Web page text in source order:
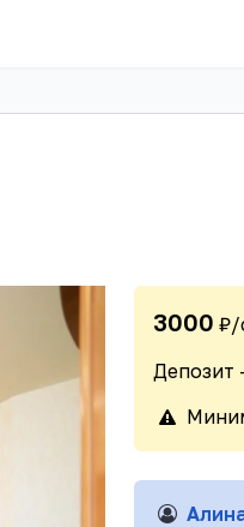
3000 ₽/
Депозит